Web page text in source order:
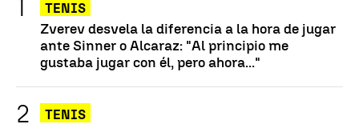
TENIS
Zverev desvela la diferencia a la hora de jugar
ante Sinner o Alcaraz: "Al principio me
gustaba jugar con él, pero ahora..."
TENIS